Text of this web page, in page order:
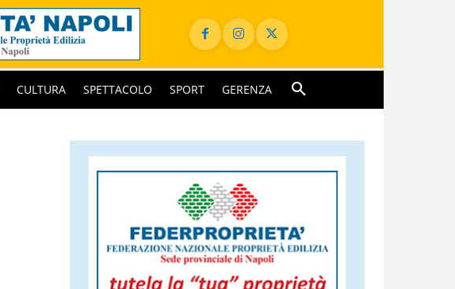
CULTURA SPETTACOLO SPORT GERENZA